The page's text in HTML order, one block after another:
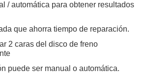
/ automática para obtener resultados
que ahorra tiempo de reparación.
2 caras del disco de freno
puede ser manual o automática.